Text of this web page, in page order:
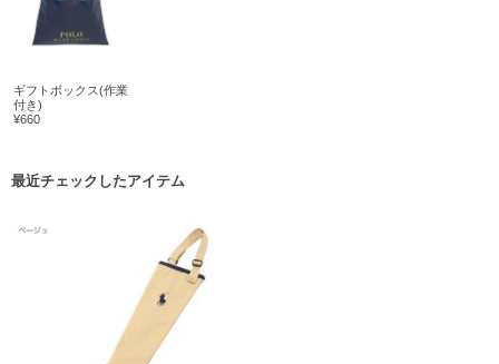
ギフトボックス(作業
付き)
¥660
最近チェックしたアイテム